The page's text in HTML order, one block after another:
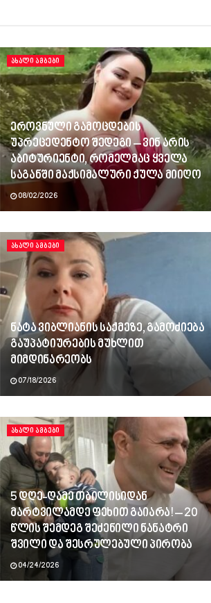
ᲐᲮᲐᲚᲘ ᲐᲛᲑᲔᲑᲘ
ეროვნული გამოცდების
უპრეცედენტო შედეგი – ვინ არის
აბიტურიენტი, რომელმაც ყველა
საგანში მაქსიმალური ქულა მიიღო
08/02/2026
ᲐᲮᲐᲚᲘ ᲐᲛᲑᲔᲑᲘ
ნატა ვიბლიანის საქმეზე, გამოძიება
გაუპატიურების მუხლით
მიმდინარეობს
07/18/2026
ᲐᲮᲐᲚᲘ ᲐᲛᲑᲔᲑᲘ
5 დღე-ღამე თბილისიდან
მარტვილამდე ფეხით გაიარა! – 20
წლის შემდეგ შეძენილი ნანატრი
შვილი და შესრულებული პირობა
04/24/2026